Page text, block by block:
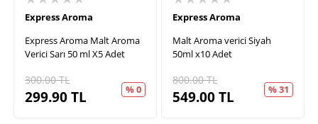
Express Aroma
Express Aroma Malt Aroma
Verici Sarı 50 ml X5 Adet
300.00TL
299.90TL % 0
Express Aroma
Malt Aroma verici Siyah
50ml x10 Adet
800.00TL
549.00TL % 31